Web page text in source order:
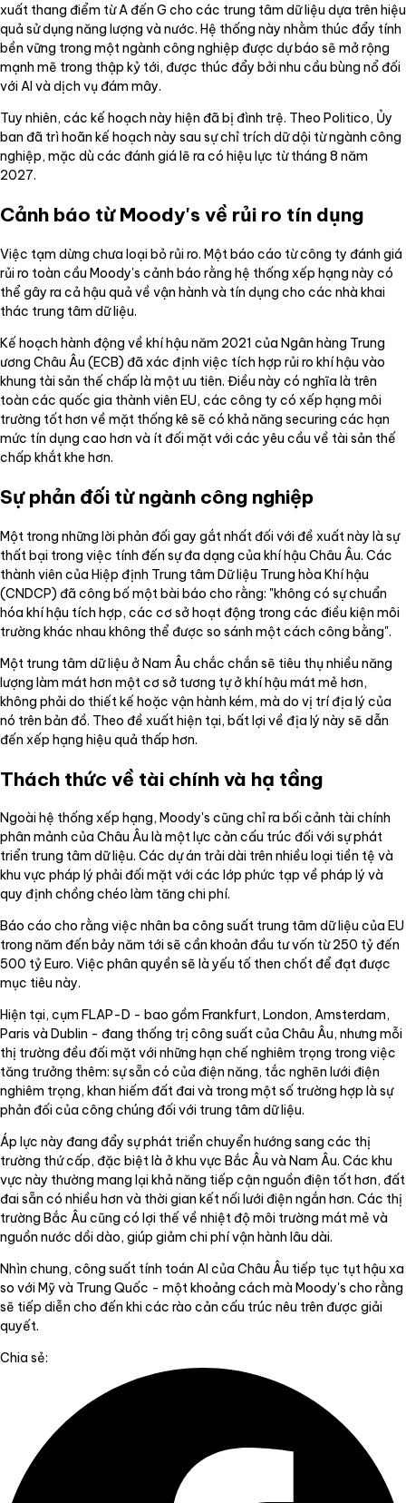
xuất thang điểm từ A đến G cho các trung tâm dữ liệu dựa trên hiệu
quả sử dụng năng lượng và nước. Hệ thống này nhằm thúc đẩy tính
bền vững trong một ngành công nghiệp được dự báo sẽ mở rộng
mạnh mẽ trong thập kỷ tới, được thúc đẩy bởi nhu cầu bùng nổ đối
với AI và dịch vụ đám mây.
Tuy nhiên, các kế hoạch này hiện đã bị đình trệ. Theo Politico, Ủy
ban đã trì hoãn kế hoạch này sau sự chỉ trích dữ dội từ ngành công
nghiệp, mặc dù các đánh giá lẽ ra có hiệu lực từ tháng 8 năm
2027.
Cảnh báo từ Moody's về rủi ro tín dụng
Việc tạm dừng chưa loại bỏ rủi ro. Một báo cáo từ công ty đánh giá
rủi ro toàn cầu Moody's cảnh báo rằng hệ thống xếp hạng này có
thể gây ra cả hậu quả về vận hành và tín dụng cho các nhà khai
thác trung tâm dữ liệu.
Kế hoạch hành động về khí hậu năm 2021 của Ngân hàng Trung
ương Châu Âu (ECB) đã xác định việc tích hợp rủi ro khí hậu vào
khung tài sản thế chấp là một ưu tiên. Điều này có nghĩa là trên
toàn các quốc gia thành viên EU, các công ty có xếp hạng môi
trường tốt hơn về mặt thống kê sẽ có khả năng securing các hạn
mức tín dụng cao hơn và ít đối mặt với các yêu cầu về tài sản thế
chấp khắt khe hơn.
Sự phản đối từ ngành công nghiệp
Một trong những lời phản đối gay gắt nhất đối với đề xuất này là sự
thất bại trong việc tính đến sự đa dạng của khí hậu Châu Âu. Các
thành viên của Hiệp định Trung tâm Dữ liệu Trung hòa Khí hậu
(CNDCP) đã công bố một bài báo cho rằng: "không có sự chuẩn
hóa khí hậu tích hợp, các cơ sở hoạt động trong các điều kiện môi
trường khác nhau không thể được so sánh một cách công bằng".
Một trung tâm dữ liệu ở Nam Âu chắc chắn sẽ tiêu thụ nhiều năng
lượng làm mát hơn một cơ sở tương tự ở khí hậu mát mẻ hơn,
không phải do thiết kế hoặc vận hành kém, mà do vị trí địa lý của
nó trên bản đồ. Theo đề xuất hiện tại, bất lợi về địa lý này sẽ dẫn
đến xếp hạng hiệu quả thấp hơn.
Thách thức về tài chính và hạ tầng
Ngoài hệ thống xếp hạng, Moody's cũng chỉ ra bối cảnh tài chính
phân mảnh của Châu Âu là một lực cản cấu trúc đối với sự phát
triển trung tâm dữ liệu. Các dự án trải dài trên nhiều loại tiền tệ và
khu vực pháp lý phải đối mặt với các lớp phức tạp về pháp lý và
quy định chồng chéo làm tăng chi phí.
Báo cáo cho rằng việc nhân ba công suất trung tâm dữ liệu của EU
trong năm đến bảy năm tới sẽ cần khoản đầu tư vốn từ 250 tỷ đến
500 tỷ Euro. Việc phân quyền sẽ là yếu tố then chốt để đạt được
mục tiêu này.
Hiện tại, cụm FLAP-D - bao gồm Frankfurt, London, Amsterdam,
Paris và Dublin - đang thống trị công suất của Châu Âu, nhưng mỗi
thị trường đều đối mặt với những hạn chế nghiêm trọng trong việc
tăng trưởng thêm: sự sẵn có của điện năng, tắc nghẽn lưới điện
nghiêm trọng, khan hiếm đất đai và trong một số trường hợp là sự
phản đối của công chúng đối với trung tâm dữ liệu.
Áp lực này đang đẩy sự phát triển chuyển hướng sang các thị
trường thứ cấp, đặc biệt là ở khu vực Bắc Âu và Nam Âu. Các khu
vực này thường mang lại khả năng tiếp cận nguồn điện tốt hơn, đất
đai sẵn có nhiều hơn và thời gian kết nối lưới điện ngắn hơn. Các thị
trường Bắc Âu cũng có lợi thế về nhiệt độ môi trường mát mẻ và
nguồn nước dồi dào, giúp giảm chi phí vận hành lâu dài.
Nhìn chung, công suất tính toán AI của Châu Âu tiếp tục tụt hậu xa
so với Mỹ và Trung Quốc - một khoảng cách mà Moody's cho rằng
sẽ tiếp diễn cho đến khi các rào cản cấu trúc nêu trên được giải
quyết.
Chia sẻ: